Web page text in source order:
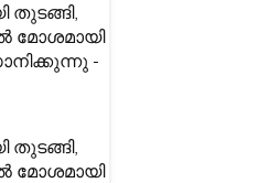
തുടങ്ങി,
മോശമായി
-
തുടങ്ങി,
മോശമായി